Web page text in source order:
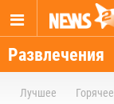
Развлечения
Лучшее Горячее